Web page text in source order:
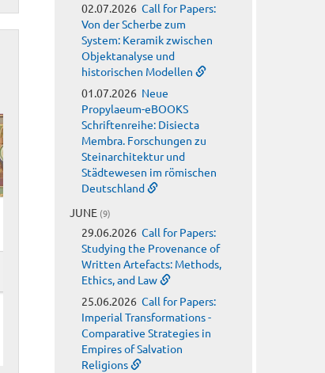
02.07.2026 Call for Papers:
Von der Scherbe zum
System: Keramik zwischen
Objektanalyse und
historischen Modellen
01.07.2026 Neue
Propylaeum-eBOOKS
Schriftenreihe: Disiecta
Membra. Forschungen zu
Steinarchitektur und
Städtewesen im römischen
Deutschland
JUNE (9)
29.06.2026 Call for Papers:
Studying the Provenance of
Written Artefacts: Methods,
Ethics, and Law
25.06.2026 Call for Papers:
Imperial Transformations -
Comparative Strategies in
Empires of Salvation
Religions